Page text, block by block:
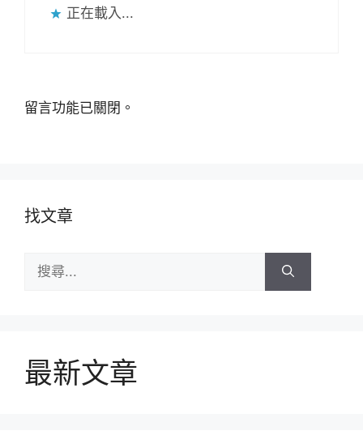
正在載入...
留言功能已關閉。
找文章
尋:
最新文章